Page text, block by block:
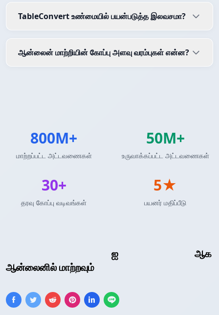
ஐ
ஆக
ஆன்லைனில் மாற்றவும்
TableConvert உண்மையில் பயன்படுத்த இலவசமா?
ஆன்லைன் மாற்றியின் கோப்பு அளவு வரம்புகள் என்ன?
800M+
மாற்றப்பட்ட அட்டவணைகள்
50M+
உருவாக்கப்பட்ட அட்டவணைகள்
30+
தரவு கோப்பு வடிவங்கள்
5★
பயனர் மதிப்பீடு